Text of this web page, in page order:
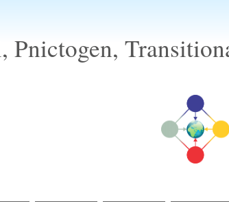
Pnictogen,